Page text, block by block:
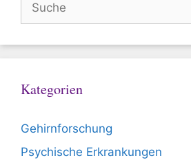
Kategorien
Gehirnforschung
Psychische Erkrankungen